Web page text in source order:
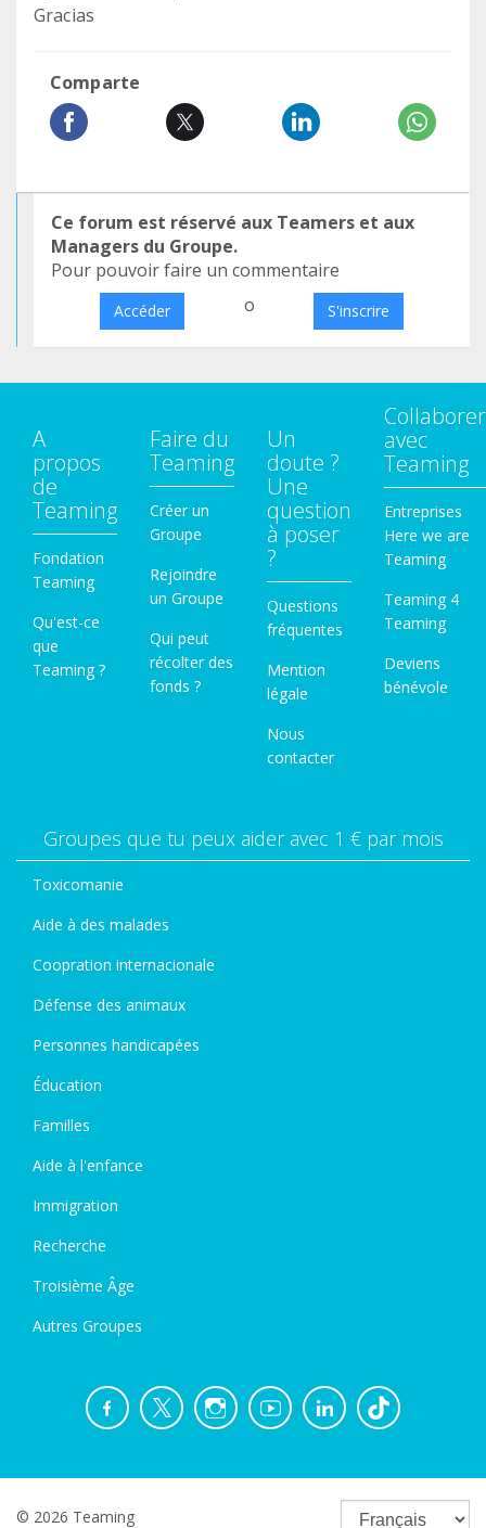
Gracias
Comparte
Ce forum est réservé aux Teamers et aux
Managers du Groupe.
Pour pouvoir faire un commentaire
Accéder o S'inscrire
A
propos
de
Teaming
Fondation
Teaming
Qu'est-ce
que
Teaming ?
Faire du
Teaming
Créer un
Groupe
Rejoindre
un Groupe
Qui peut
récolter des
fonds ?
Un
doute ?
Une
question
à poser
?
Questions
fréquentes
Mention
légale
Nous
contacter
Collaborer
avec
Teaming
Entreprises
Here we are
Teaming
Teaming 4
Teaming
Deviens
bénévole
Groupes que tu peux aider avec 1 € par mois
Toxicomanie
Aide à des malades
Coopration internacionale
Défense des animaux
Personnes handicapées
Éducation
Familles
Aide à l'enfance
Immigration
Recherche
Troisième Âge
Autres Groupes
© 2026 Teaming